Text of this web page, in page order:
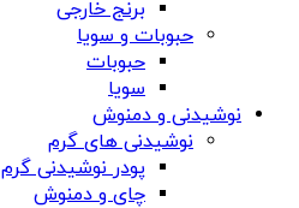
برنج خارجی
حبوبات و سویا
حبوبات
سویا
نوشیدنی و دمنوش
نوشیدنی های گرم
پودر نوشیدنی گرم
چای و دمنوش